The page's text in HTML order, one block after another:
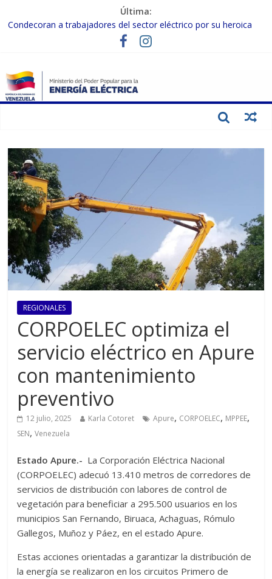
Última:
Condecoran a trabajadores del sector eléctrico por su heroica
labor tras el doble sismo del 24-J
Gobierno Nacional coordina acciones con el sector privado para
Inspeccionan trabajos de rehabilitación en instalaciones del SEN
en Carabobo
Gobierno Nacional activa plan preventivo para fortalecer el SEN
REGIONALES
CORPOELEC optimiza el
servicio eléctrico en Apure
con mantenimiento
preventivo
12 julio, 2025 Karla Cotoret Apure, CORPOELEC, MPPEE,
SEN,Venezuela
Estado Apure.- La Corporación Eléctrica Nacional
(CORPOELEC) adecuó 13.410 metros de corredores de
servicios de distribución con labores de control de
vegetación para beneficiar a 295.500 usuarios en los
municipios San Fernando, Biruaca, Achaguas, Rómulo
Gallegos, Muñoz y Páez, en el estado Apure.
Estas acciones orientadas a garantizar la distribución de
la energía se realizaron en los circuitos Primero de